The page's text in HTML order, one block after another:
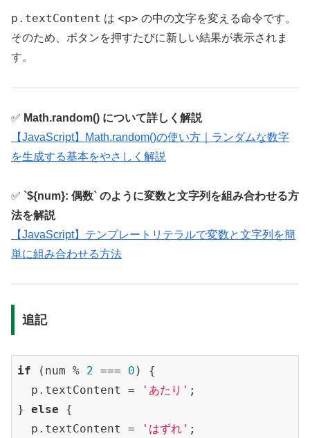
p.textContent は <p> の中の文字を変える命令です。
そのため、ボタンを押すたびに新しい結果が表示されま
す。
✅ Math.random() について詳しく解説
【JavaScript】Math.random()の使い方｜ランダムな数字
を生成する基本をやさしく解説
✅ `${num}: 偶数` のように変数と文字列を組み合わせる方
法を解説
【JavaScript】テンプレートリテラルで変数と文字列を簡
単に組み合わせる方法
追記
if (num % 2 === 0 ) {
  p.textContent =
'あたり' ;
} else {
  p.textContent =
'はずれ' ;